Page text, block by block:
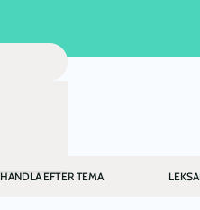
HANDLA EFTER TEMA